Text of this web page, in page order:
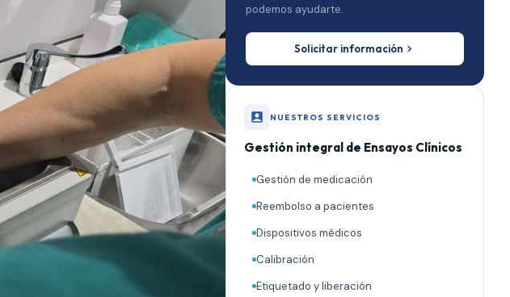
podemos ayudarte.
Solicitar información
NUESTROS SERVICIOS
Gestión integral de Ensayos Clínicos
Gestión de medicación
Reembolso a pacientes
Dispositivos médicos
Calibración
Etiquetado y liberación